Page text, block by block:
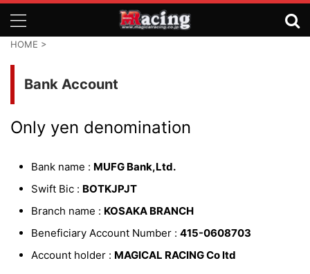
HOME >
Bank Account
Only yen denomination
Bank name : MUFG Bank,Ltd.
Swift Bic : BOTKJPJT
Branch name : KOSAKA BRANCH
Beneficiary Account Number : 415-0608703
Account holder : MAGICAL RACING Co ltd